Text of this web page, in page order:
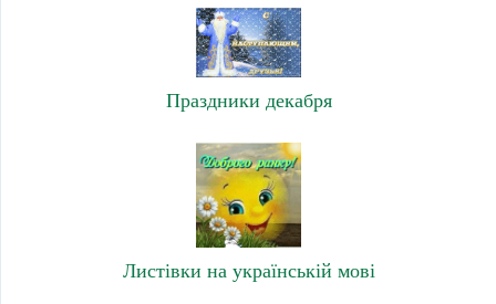
Праздники декабря
Листівки на українській мові